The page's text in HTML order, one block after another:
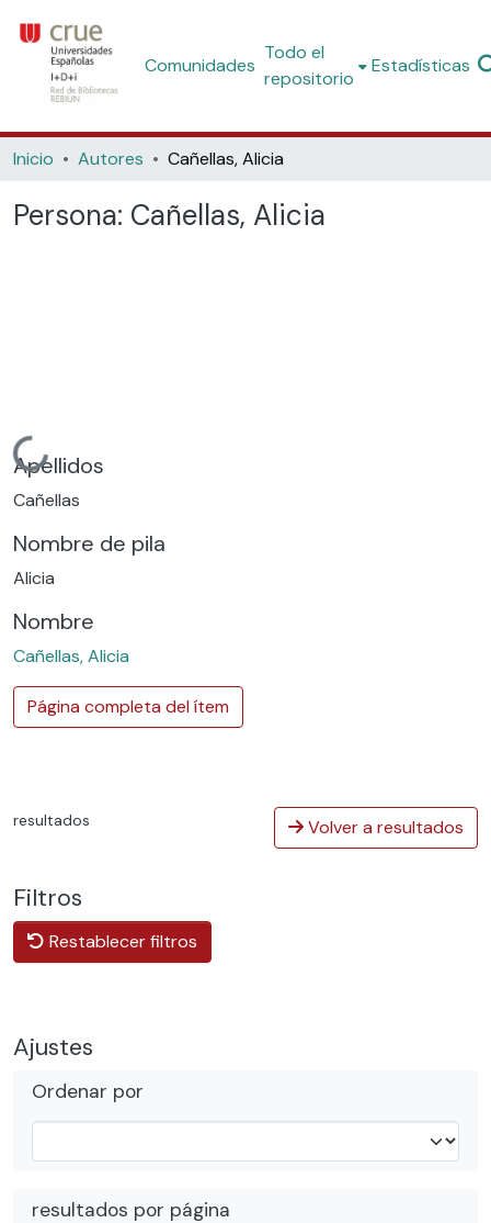
Comunidades
Todo el
repositorio
Estadísticas
Inicio Autores Cañellas, Alicia
Persona: Cañellas, Alicia
Cargando...
Apellidos
Cañellas
Nombre de pila
Alicia
Nombre
Cañellas, Alicia
Página completa del ítem
resultados Volver a resultados
Filtros
Restablecer filtros
Ajustes
Ordenar por
resultados por página